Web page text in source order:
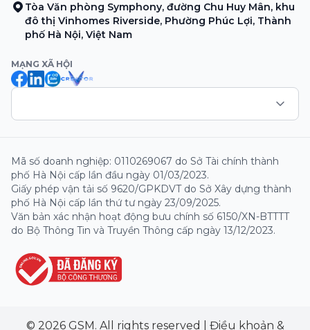
Tòa Văn phòng Symphony, đường Chu Huy Mân, khu
đô thị Vinhomes Riverside, Phường Phúc Lợi, Thành
phố Hà Nội, Việt Nam
MẠNG XÃ HỘI
Mã số doanh nghiệp: 0110269067 do Sở Tài chính thành
phố Hà Nội cấp lần đầu ngày 01/03/2023.
Giấy phép vận tải số 9620/GPKDVT do Sở Xây dựng thành
phố Hà Nội cấp lần thứ tư ngày 23/09/2025.
Văn bản xác nhận hoạt động bưu chính số 6150/XN-BTTTT
do Bộ Thông Tin và Truyền Thông cấp ngày 13/12/2023.
© 2026 GSM. All rights reserved Điều khoản &